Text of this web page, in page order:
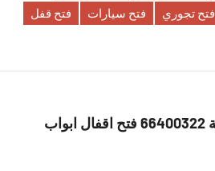
فتح تجوري فتح سيارات
فتح قفل
نجار فتح أقفال العديلية 66400322 فتح اقفال ابواب